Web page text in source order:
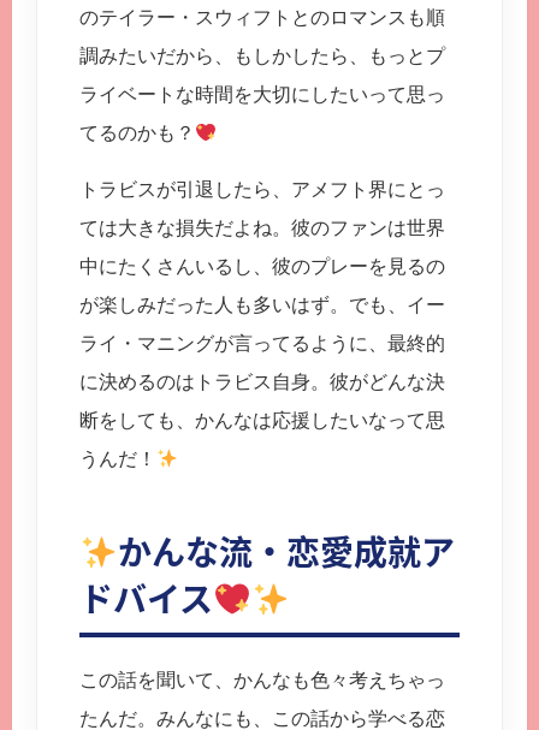
のテイラー・スウィフトとのロマンスも順
調みたいだから、もしかしたら、もっとプ
ライベートな時間を大切にしたいって思っ
てるのかも？
トラビスが引退したら、アメフト界にとっ
ては大きな損失だよね。彼のファンは世界
中にたくさんいるし、彼のプレーを見るの
が楽しみだった人も多いはず。でも、イー
ライ・マニングが言ってるように、最終的
に決めるのはトラビス自身。彼がどんな決
断をしても、かんなは応援したいなって思
うんだ！
かんな流・恋愛成就ア
ドバイス
この話を聞いて、かんなも色々考えちゃっ
たんだ。みんなにも、この話から学べる恋